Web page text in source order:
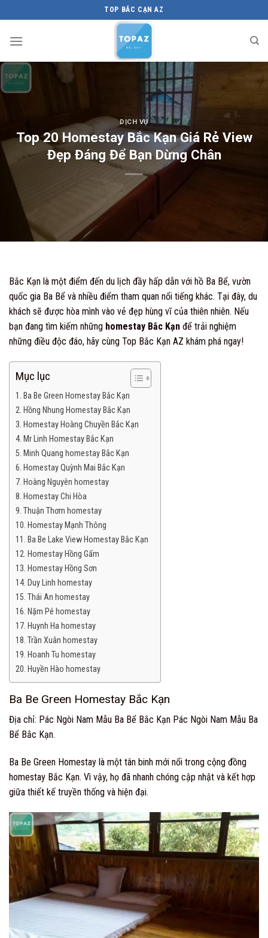
to
content
TOP BẮC CẠN AZ
DỊCH VỤ
Top 20 Homestay Bắc Kạn Giá Rẻ View
Đẹp Đáng Để Bạn Dừng Chân
Bắc Kạn là một điểm đến du lịch đầy hấp dẫn với hồ Ba Bể, vườn
quốc gia Ba Bể và nhiều điểm tham quan nổi tiếng khác. Tại đây, du
khách sẽ được hòa mình vào vẻ đẹp hùng vĩ của thiên nhiên. Nếu
bạn đang tìm kiếm những homestay Bắc Kạn để trải nghiệm
những điều độc đáo, hãy cùng Top Bắc Kạn AZ khám phá ngay!
Mục lục
Ba Be Green Homestay Bắc Kạn
Hồng Nhung Homestay Bắc Kạn
Homestay Hoàng Chuyền Bắc Kạn
Mr Linh Homestay Bắc Kạn
Minh Quang homestay Bắc Kạn
Homestay Quỳnh Mai Bắc Kạn
Hoàng Nguyên homestay
Homestay Chi Hòa
Thuận Thơm homestay
Homestay Mạnh Thông
Ba Be Lake View Homestay Bắc Kạn
Homestay Hồng Gấm
Homestay Hồng Sơn
Duy Linh homestay
Thái An homestay
Nặm Pé homestay
Huynh Ha homestay
Trần Xuân homestay
Hoanh Tu homestay
Huyền Hào homestay
Ba Be Green Homestay Bắc Kạn
Địa chỉ: Pác Ngòi Nam Mẫu Ba Bể Bắc Kạn Pác Ngòi Nam Mẫu Ba
Bể Bắc Kạn.
Ba Be Green Homestay là một tân binh mới nổi trong cộng đồng
homestay Bắc Kạn. Vì vậy, họ đã nhanh chóng cập nhật và kết hợp
giữa thiết kế truyền thống và hiện đại.